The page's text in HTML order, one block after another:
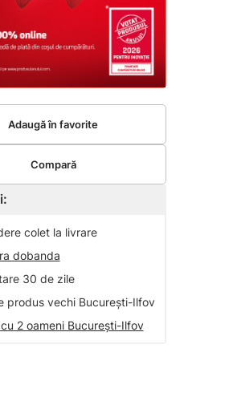
colet la livrare
dobanda
30 de zile
produs vechi București-Ilfov
2 oameni București-Ilfov
Adaugă în favorite
Compară